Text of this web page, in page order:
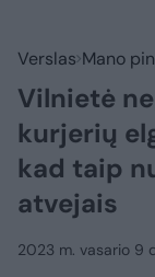
Verslas Mano
Vilnietė
kurjerių
kad taip
atvejais
2023 m. vasario 9